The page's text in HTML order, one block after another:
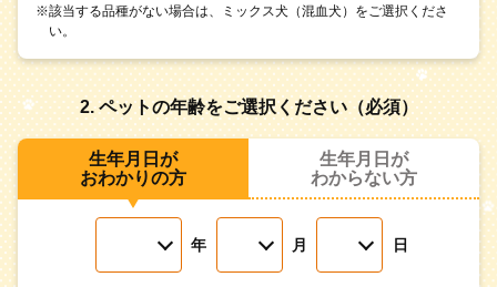
※該当する品種がない場合は、ミックス犬（混血犬）をご選択くださ
い。
2. ペットの年齢をご選択ください（必須）
生年月日が
おわかりの方
生年月日が
わからない方
年 月 日